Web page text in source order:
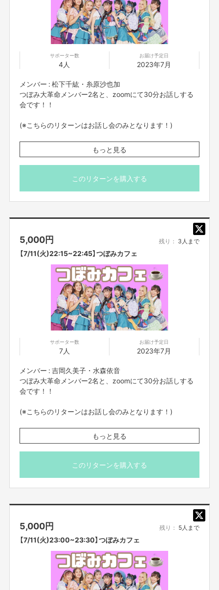
サポーター数
4人
お届け予定日
2023年7月
メンバー : 松下千紘・糸原沙也加
つぼみ大革命メンバー2名と、zoomにて30分お話しする
会です！！
(※こちらのリターンはお話し会のみとなります！)
※プロジェクト本文の末尾に記載されている【ご支援にあた
ってのご注意事項】を必ずご一読ください。
もっと見る
このリターンを購入する
5,000円 残り： 3人まで
【7/11(火)22:15~22:45】つぼみカフェ
サポーター数
7人
お届け予定日
2023年7月
メンバー : 吉岡久美子・水森依音
つぼみ大革命メンバー2名と、zoomにて30分お話しする
会です！！
(※こちらのリターンはお話し会のみとなります！)
※プロジェクト本文の末尾に記載されている【ご支援にあた
ってのご注意事項】を必ずご一読ください。
もっと見る
このリターンを購入する
5,000円 残り： 5人まで
【7/11(火)23:00~23:30】つぼみカフェ